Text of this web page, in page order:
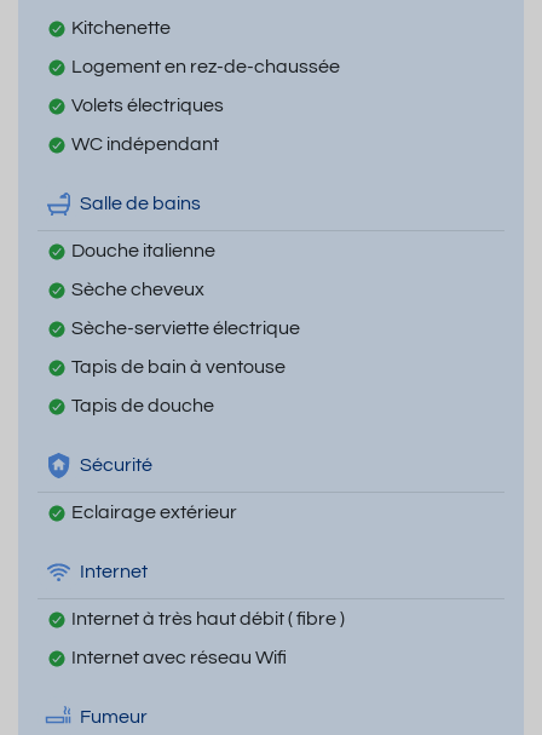
Kitchenette
Logement en rez-de-chaussée
Volets électriques
WC indépendant
Salle de bains
Douche italienne
Sèche cheveux
Sèche-serviette électrique
Tapis de bain à ventouse
Tapis de douche
Sécurité
Eclairage extérieur
Internet
Internet à très haut débit ( fibre )
Internet avec réseau Wifi
Fumeur